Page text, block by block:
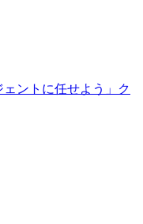
ントに任せよう」ク